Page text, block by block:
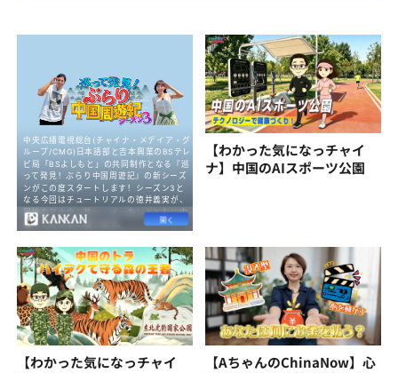
【わかった気になっチャイ
ナ】中国のAIスポーツ公園
【わかった気になっチャイ
【AちゃんのChinaNow】心